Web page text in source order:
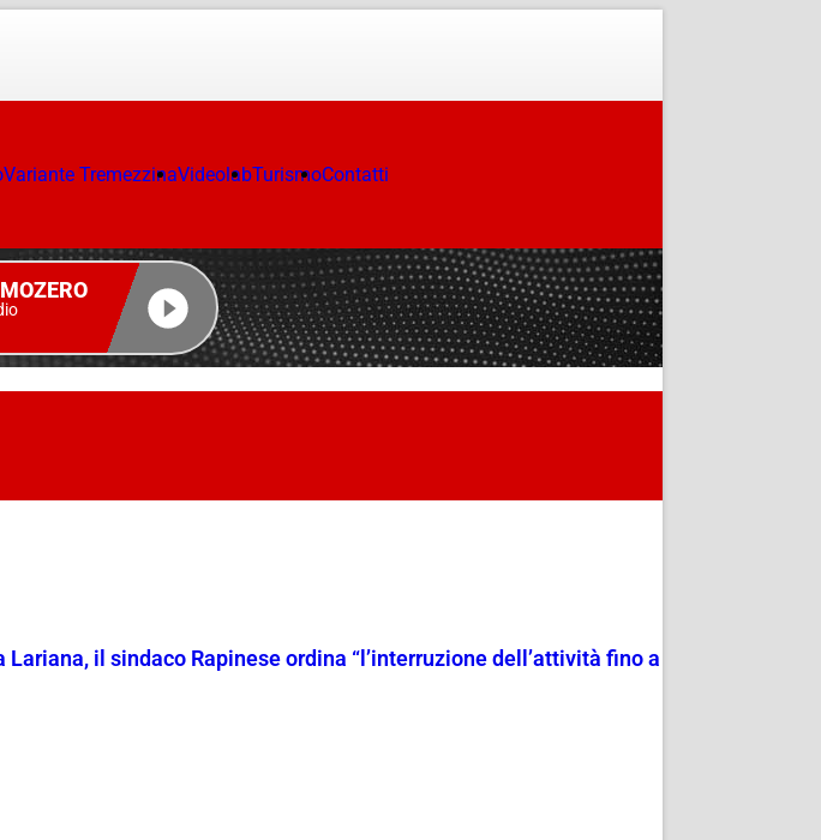
Variante TremezzinaVideolabTurismoContatti
Lariana, il sindaco Rapinese ordina “l’interruzione dell’attività fino a